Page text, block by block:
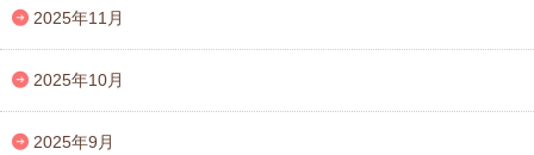
2025年11月
2025年10月
2025年9月